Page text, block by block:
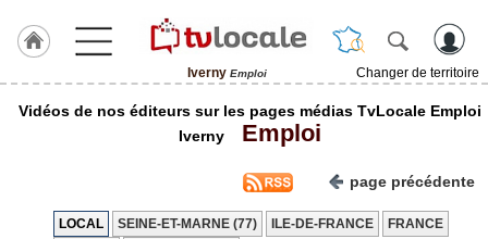
Iverny Emploi
Changer de territoire
J'adhère
Vidéos de nos éditeurs sur les pages médias TvLocale Emploi
Iverny
Emploi
page précédente
LOCAL SEINE-ET-MARNE (77) ILE-DE-FRANCE
FRANCE